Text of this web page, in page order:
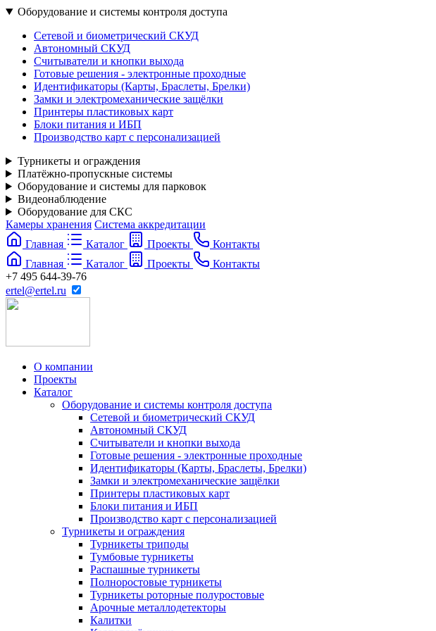
Оборудование и системы контроля доступа
Сетевой и биометрический СКУД
Автономный СКУД
Считыватели и кнопки выхода
Готовые решения - электронные проходные
Идентификаторы (Карты, Браслеты, Брелки)
Замки и электромеханические защёлки
Принтеры пластиковых карт
Блоки питания и ИБП
Производство карт с персонализацией
Турникеты и ограждения
Платёжно-пропускные системы
Оборудование и системы для парковок
Видеонаблюдение
Оборудование для СКС
Камеры хранения Система аккредитации
Главная
Каталог Проекты
Контакты
Главная
Каталог Проекты
Контакты
+7 495 644-39-76
ertel@ertel.ru
О компании
Проекты
Каталог
Оборудование и системы контроля доступа
Сетевой и биометрический СКУД
Автономный СКУД
Считыватели и кнопки выхода
Готовые решения - электронные проходные
Идентификаторы (Карты, Браслеты, Брелки)
Замки и электромеханические защёлки
Принтеры пластиковых карт
Блоки питания и ИБП
Производство карт с персонализацией
Турникеты и ограждения
Турникеты триподы
Тумбовые турникеты
Распашные турникеты
Полноростовые турникеты
Турникеты роторные полуростовые
Арочные металлодетекторы
Калитки